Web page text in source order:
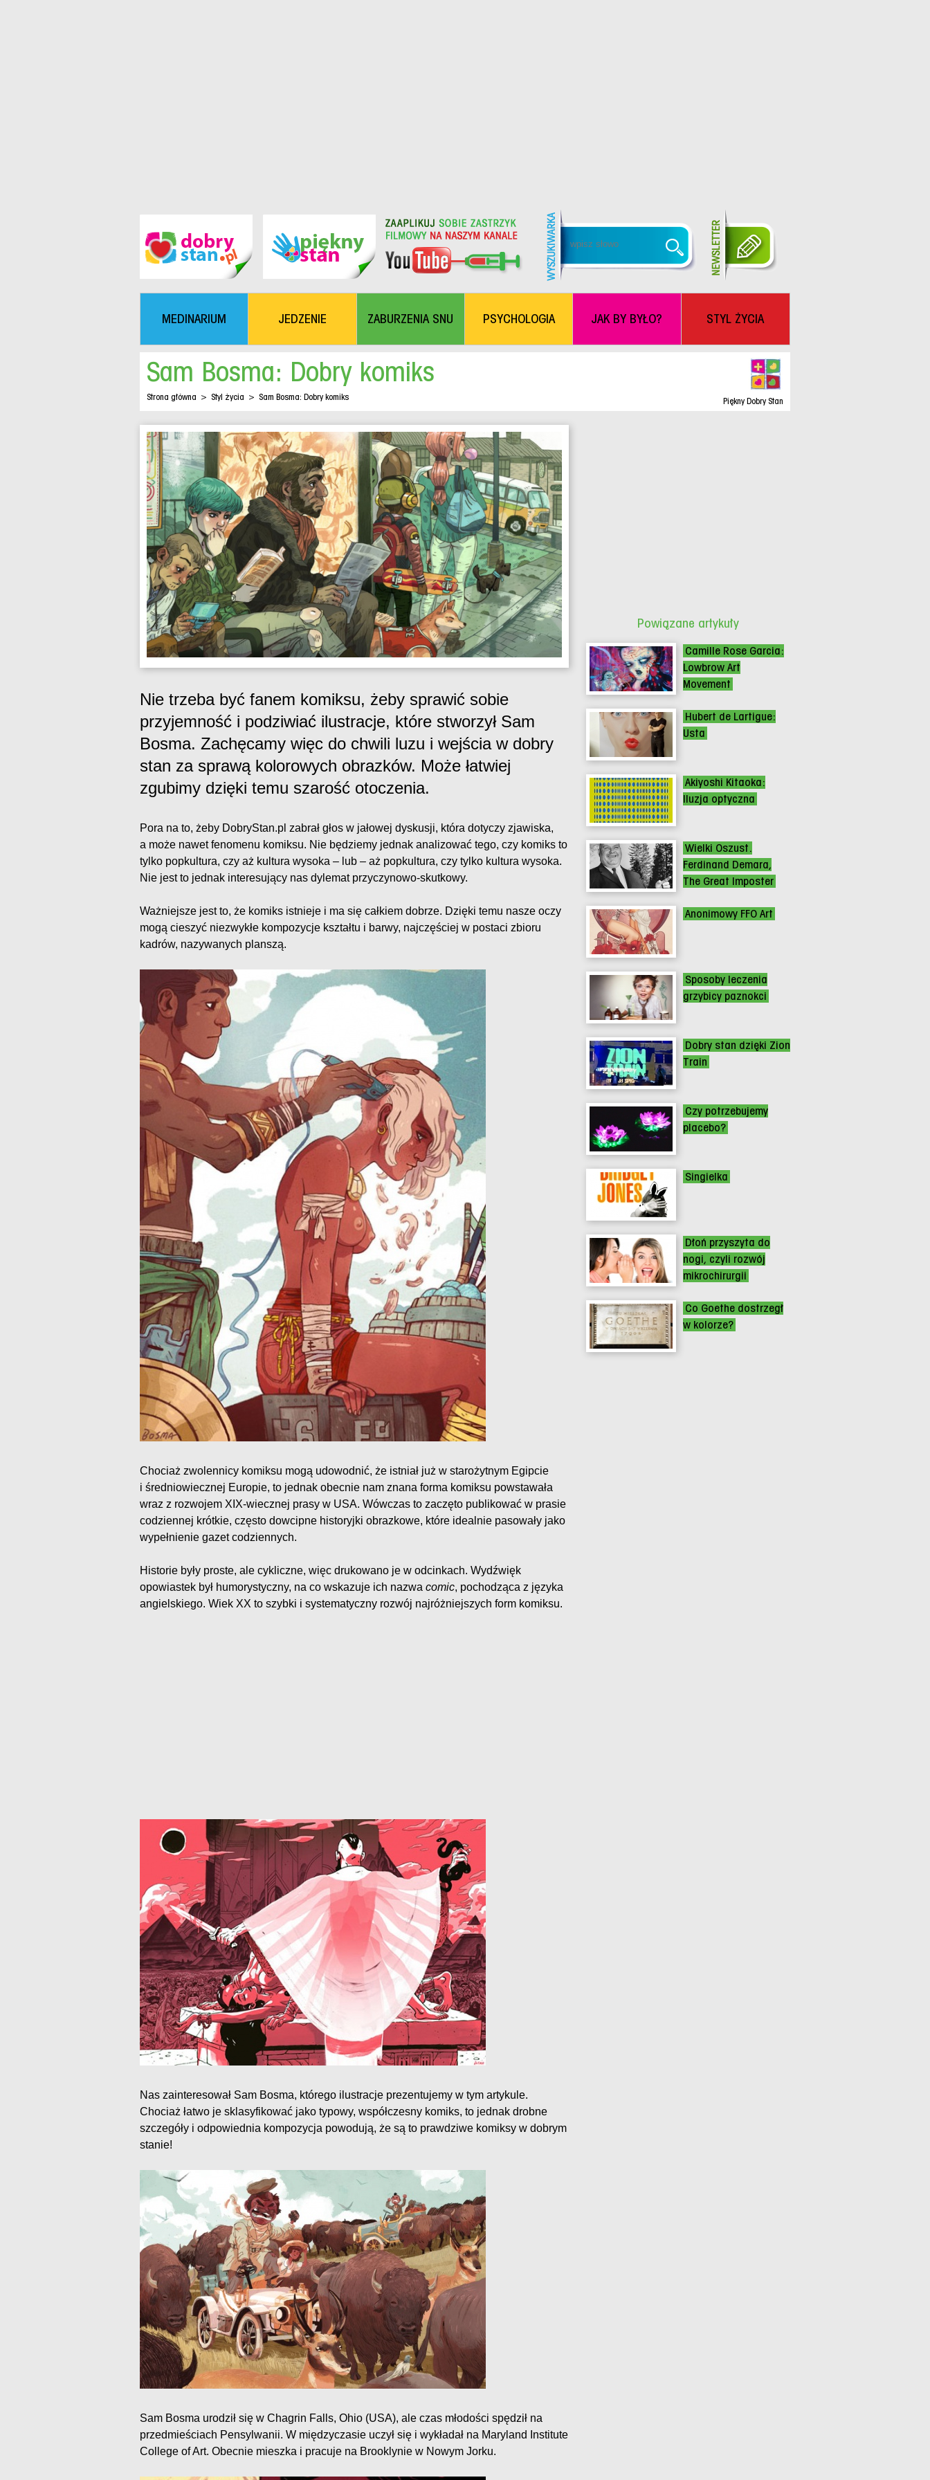
MEDINARIUM JEDZENIE ZABURZENIA SNU PSYCHOLOGIA JAK BY BYŁO? STYL ŻYCIA
Piękny Dobry Stan
Sam Bosma: Dobry komiks
Strona główna > Styl życia > Sam Bosma: Dobry komiks
Nie trzeba być fanem komiksu, żeby sprawić sobie
przyjemność i podziwiać ilustracje, które stworzył Sam
Bosma. Zachęcamy więc do chwili luzu i wejścia w dobry
stan za sprawą kolorowych obrazków. Może łatwiej
zgubimy dzięki temu szarość otoczenia.
Pora na to, żeby DobryStan.pl zabrał głos w jałowej dyskusji, która dotyczy zjawiska,
a może nawet fenomenu komiksu. Nie będziemy jednak analizować tego, czy komiks to
tylko popkultura, czy aż kultura wysoka – lub – aż popkultura, czy tylko kultura wysoka.
Nie jest to jednak interesujący nas dylemat przyczynowo-skutkowy.
Ważniejsze jest to, że komiks istnieje i ma się całkiem dobrze. Dzięki temu nasze oczy
mogą cieszyć niezwykłe kompozycje kształtu i barwy, najczęściej w postaci zbioru
kadrów, nazywanych planszą.
Chociaż zwolennicy komiksu mogą udowodnić, że istniał już w starożytnym Egipcie
i średniowiecznej Europie, to jednak obecnie nam znana forma komiksu powstawała
wraz z rozwojem XIX-wiecznej prasy w USA. Wówczas to zaczęto publikować w prasie
codziennej krótkie, często dowcipne historyjki obrazkowe, które idealnie pasowały jako
wypełnienie gazet codziennych.
Historie były proste, ale cykliczne, więc drukowano je w odcinkach. Wydźwięk
opowiastek był humorystyczny, na co wskazuje ich nazwa comic, pochodząca z języka
angielskiego. Wiek XX to szybki i systematyczny rozwój najróżniejszych form komiksu.
Nas zainteresował Sam Bosma, którego ilustracje prezentujemy w tym artykule.
Chociaż łatwo je sklasyfikować jako typowy, współczesny komiks, to jednak drobne
szczegóły i odpowiednia kompozycja powodują, że są to prawdziwe komiksy w dobrym
stanie!
Sam Bosma urodził się w Chagrin Falls, Ohio (USA), ale czas młodości spędził na
przedmieściach Pensylwanii. W międzyczasie uczył się i wykładał na Maryland Institute
College of Art. Obecnie mieszka i pracuje na Brooklynie w Nowym Jorku.
Powiązane artykuły
Camille Rose Garcia:
Lowbrow Art
Movement
Hubert de Lartigue:
Usta
Akiyoshi Kitaoka:
Iluzja optyczna
Wielki Oszust.
Ferdinand Demara,
The Great Imposter
Anonimowy FFO Art
Sposoby leczenia
grzybicy paznokci
Dobry stan dzięki Zion
Train
Czy potrzebujemy
placebo?
Singielka
Dłoń przyszyta do
nogi, czyli rozwój
mikrochirurgii
Co Goethe dostrzegł
w kolorze?